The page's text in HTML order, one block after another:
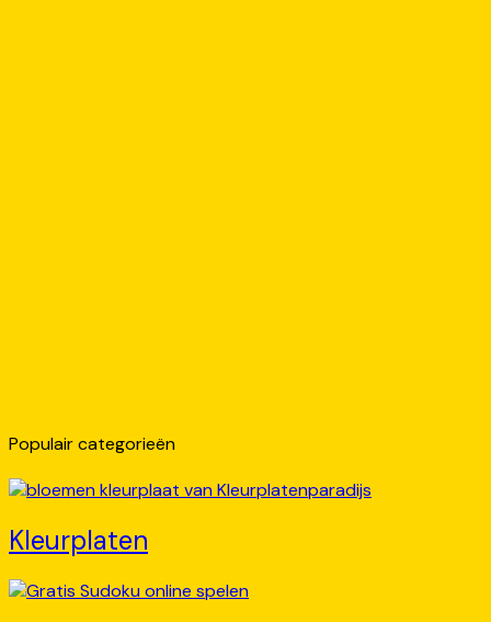
Populair categorieën
Kleurplaten